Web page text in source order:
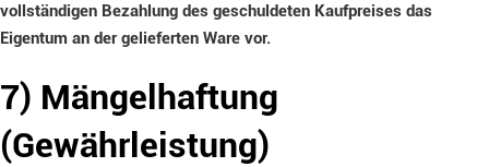
vollständigen Bezahlung des geschuldeten Kaufpreises das
Eigentum an der gelieferten Ware vor.
7) Mängelhaftung
(Gewährleistung)